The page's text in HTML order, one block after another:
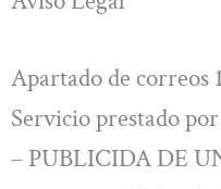
Apartado de correos
Servicio prestado
– PUBLICIDA DE